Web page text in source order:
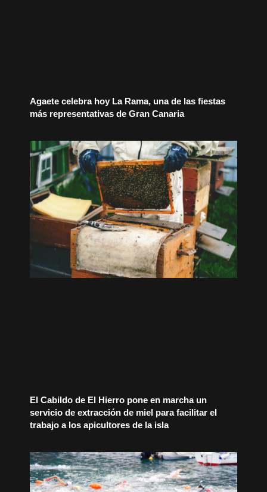
Agaete celebra hoy La Rama, una de las fiestas
más representativas de Gran Canaria
El Cabildo de El Hierro pone en marcha un
servicio de extracción de miel para facilitar el
trabajo a los apicultores de la isla